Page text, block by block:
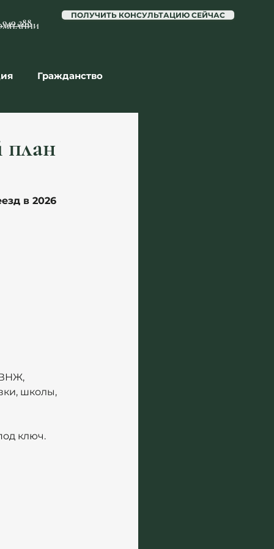
940 288
ПОЛУЧИТЬ КОНСУЛЬТАЦИЮ СЕЙЧАС
Гражданство
план
в 2026
школы,
ключ.